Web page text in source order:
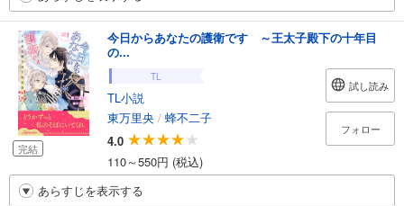
完結
今日からあなたの護衛です ～王太子殿下の十年目
の...
TL
TL小説
東万里央 / 蜂不二子
4.0
110～550円 (税込)
試し読み
フォロー
あらすじを表示する